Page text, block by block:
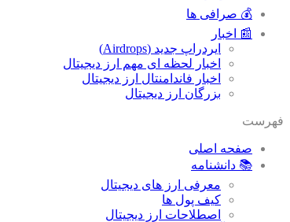
💰 صرافی ها
📰 اخبار
ایردراپ جدید (Airdrops)
اخبار لحظه ای مهم ارز دیجیتال
اخبار فاندامنتال ارز دیجیتال
بزرگان ارز دیجیتال
فهرست
صفحه اصلی
📚 دانشنامه
معرفی ارز های دیجیتال
کیف پول ها
اصطلاحات ارز دیجیتال